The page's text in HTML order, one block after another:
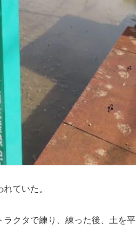
ていた。
クタで練り、練った後、土を平